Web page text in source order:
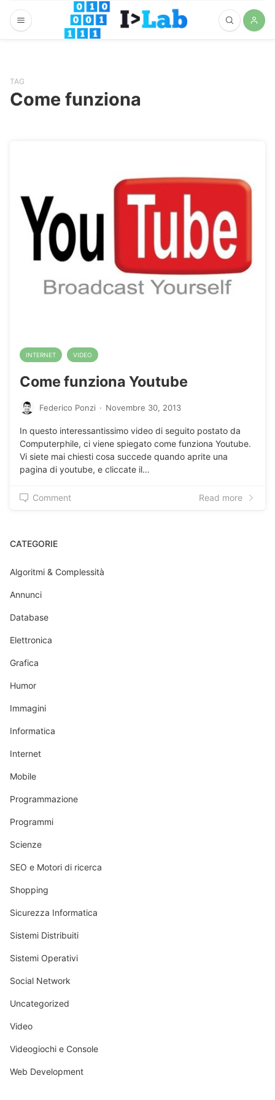
TAG
Come funziona
INTERNET VIDEO
Come funziona Youtube
Federico Ponzi · Novembre 30, 2013
In questo interessantissimo video di seguito postato da
Computerphile, ci viene spiegato come funziona Youtube.
Vi siete mai chiesti cosa succede quando aprite una
pagina di youtube, e cliccate il…
Comment Read more
CATEGORIE
Algoritmi & Complessità
Annunci
Database
Elettronica
Grafica
Humor
Immagini
Informatica
Internet
Mobile
Programmazione
Programmi
Scienze
SEO e Motori di ricerca
Shopping
Sicurezza Informatica
Sistemi Distribuiti
Sistemi Operativi
Social Network
Uncategorized
Video
Videogiochi e Console
Web Development